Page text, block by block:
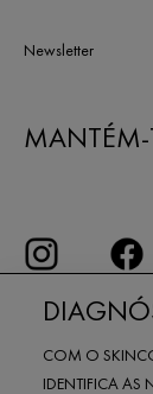
COM O
IDENTIFICA AS
Newsletter